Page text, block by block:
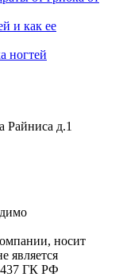
и как ее
ногтей
Райниса д.1
носит
является
ГК РФ